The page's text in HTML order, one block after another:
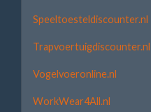
Speeltoesteldiscounter.nl
Trapvoertuigdiscounter.nl
Vogelvoeronline.nl
WorkWear4All.nl